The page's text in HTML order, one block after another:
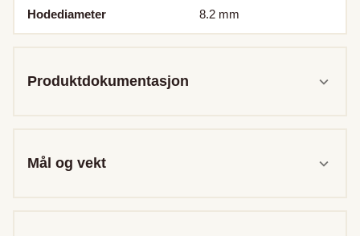
Hodediameter 8.2 mm
Produktdokumentasjon
Mål og vekt